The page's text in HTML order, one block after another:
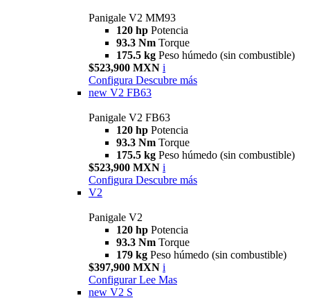
Panigale V2 MM93
120 hp Potencia
93.3 Nm Torque
175.5 kg Peso húmedo (sin combustible)
$523,900 MXN i
Configura Descubre más
new V2 FB63
Panigale V2 FB63
120 hp Potencia
93.3 Nm Torque
175.5 kg Peso húmedo (sin combustible)
$523,900 MXN i
Configura Descubre más
V2
Panigale V2
120 hp Potencia
93.3 Nm Torque
179 kg Peso húmedo (sin combustible)
$397,900 MXN i
Configurar Lee Mas
new V2 S